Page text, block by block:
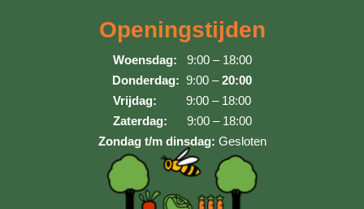
Openingstijden
Woensdag: 9:00 – 18:00
Donderdag: 9:00 –20:00
Vrijdag: 9:00 – 18:00
Zaterdag: 9:00 – 18:00
Zondag t/m dinsdag: Gesloten